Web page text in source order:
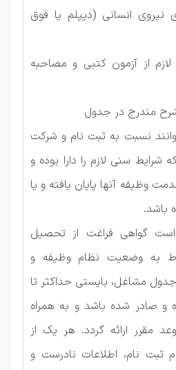
انسانی (دیپلم یا فوق
از آزمون کتبی و مصاحبه
مندرج در جدول
نسبت به ثبت نام و شرکت
شرایط سنی لازم را دارا بوده و
وظیفه آنها پایان یافته و یا
باشد.
است گواھی فراغت از تحصیل
به وضعیت نظام وظیفه و
مشاغل، بايستی حداکثر تا
و صادر شده باشد و به ھمراه
مقرر ارائه گردد. ھر يک از
ثبت نام، اطلاعات نادرست و